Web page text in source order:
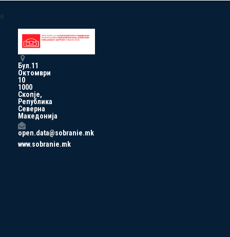
a
Бул.11
Октомври
10
1000
Скопје,
Република
Северна
Македонија
open.data@sobranie.mk
www.sobranie.mk